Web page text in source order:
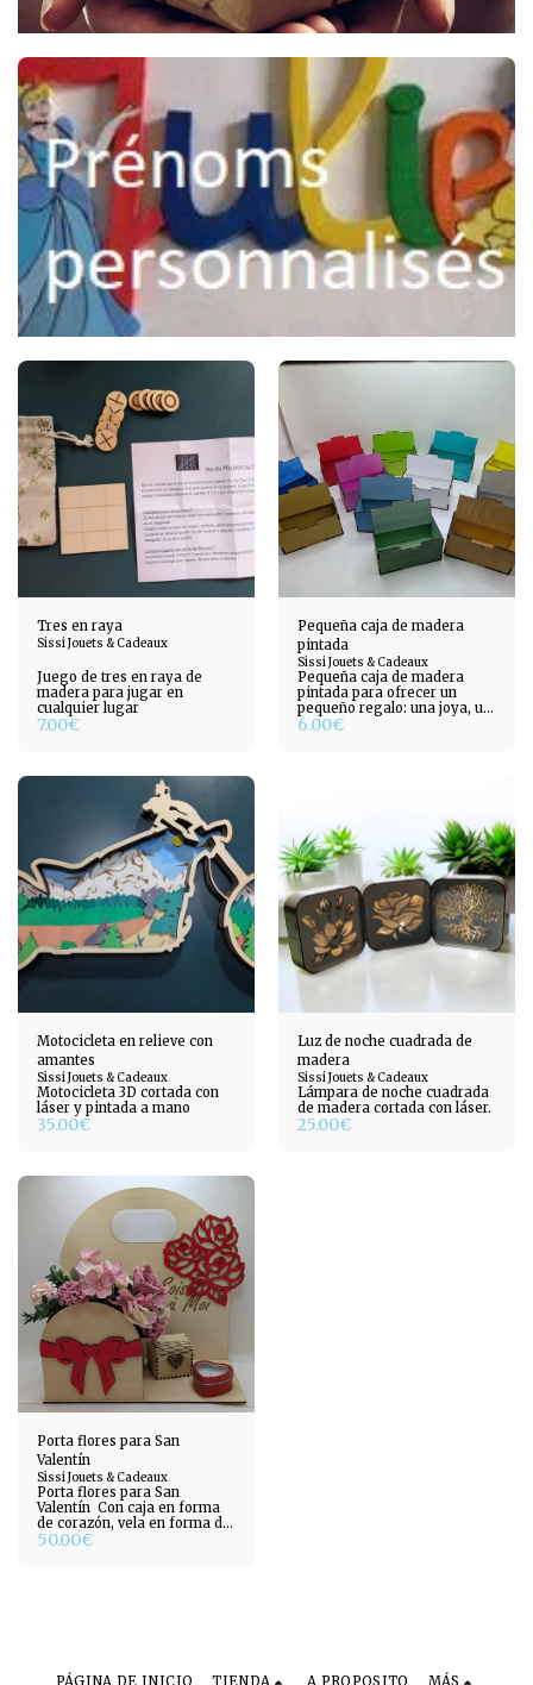
Tres en raya
Sissi Jouets & Cadeaux
Juego de tres en raya de
madera para jugar en
cualquier lugar
7.00€
Pequeña caja de madera
pintada
Sissi Jouets & Cadeaux
Pequeña caja de madera
pintada para ofrecer un
pequeño regalo: una joya, un
llavero, etc.
6.00€
Motocicleta en relieve con
amantes
Sissi Jouets & Cadeaux
Motocicleta 3D cortada con
láser y pintada a mano
35.00€
Luz de noche cuadrada de
madera
Sissi Jouets & Cadeaux
Lámpara de noche cuadrada
de madera cortada con láser.
25.00€
Porta flores para San
Valentín
Sissi Jouets & Cadeaux
Porta flores para San
Valentín ️ Con caja en forma
de corazón, vela en forma de
corazón y maceta
50.00€
PÁGINA DE INICIO TIENDA A PROPOSITO MÁS